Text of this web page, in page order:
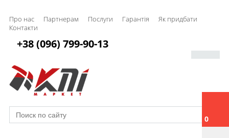
Про нас Партнерам Послуги Гарантія
Як придбати
Контакти
0
+38 (096) 799-90-13